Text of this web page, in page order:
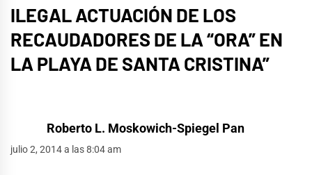
ILEGAL ACTUACIÓN DE LOS
RECAUDADORES DE LA “ORA” EN
LA PLAYA DE SANTA CRISTINA”
Roberto L. Moskowich-Spiegel Pan
julio 2, 2014 a las 8:04 am